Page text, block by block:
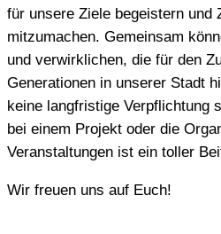
für unsere Ziele begeistern und
mitzumachen. Gemeinsam
und verwirklichen, die für den
Generationen in unserer Stadt
keine langfristige Verpflichtung
bei einem Projekt oder die
Veranstaltungen ist ein toller
Wir freuen uns auf Euch!